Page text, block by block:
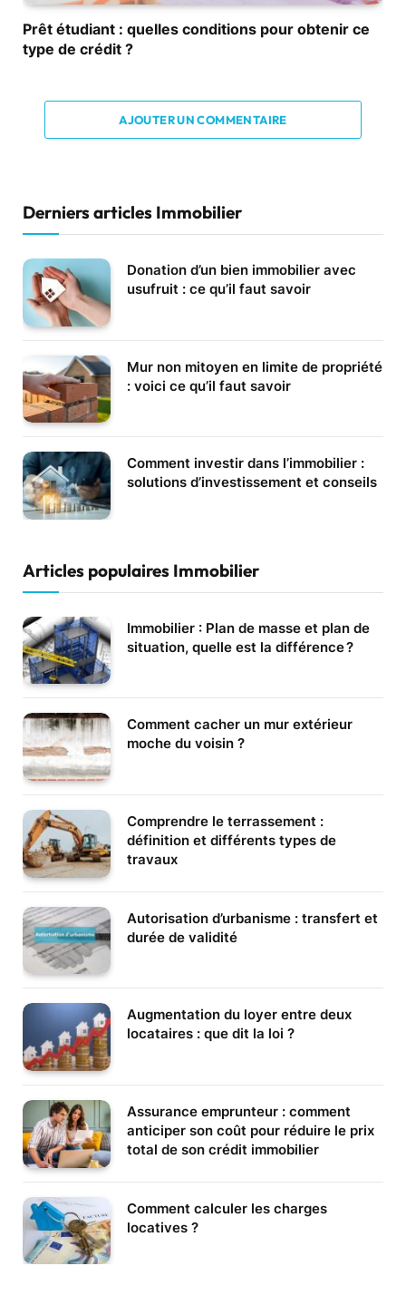
Prêt étudiant : quelles conditions pour obtenir ce
type de crédit ?
AJOUTER UN COMMENTAIRE
Derniers articles Immobilier
Donation d’un bien immobilier avec
usufruit : ce qu’il faut savoir
Mur non mitoyen en limite de propriété
: voici ce qu’il faut savoir
Comment investir dans l’immobilier :
solutions d’investissement et conseils
Articles populaires Immobilier
Immobilier : Plan de masse et plan de
situation, quelle est la différence ?
Comment cacher un mur extérieur
moche du voisin ?
Comprendre le terrassement :
définition et différents types de
travaux
Autorisation d’urbanisme : transfert et
durée de validité
Augmentation du loyer entre deux
locataires : que dit la loi ?
Assurance emprunteur : comment
anticiper son coût pour réduire le prix
total de son crédit immobilier
Comment calculer les charges
locatives ?